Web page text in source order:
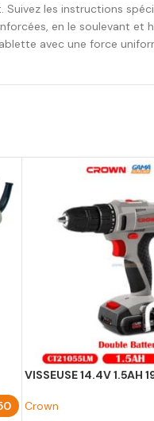
les instructions
en le soulevant
avec une force
VISSEUSE 14.4V 1.5AH
Crown